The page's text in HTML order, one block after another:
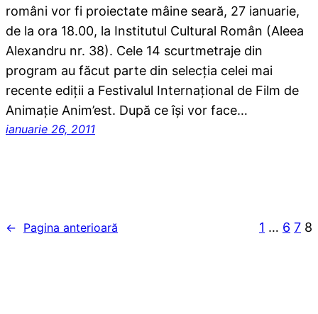
români vor fi proiectate mâine seară, 27 ianuarie,
de la ora 18.00, la Institutul Cultural Român (Aleea
Alexandru nr. 38). Cele 14 scurtmetraje din
program au făcut parte din selecţia celei mai
recente ediţii a Festivalul Internaţional de Film de
Animaţie Anim’est. După ce îşi vor face…
ianuarie 26, 2011
← Pagina anterioară 1 … 6 7 8